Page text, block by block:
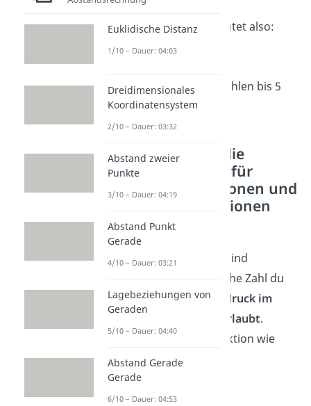
Die Definitionsmenge lautet also:
In diesem Fall sind alle Zahlen bis 5
erlaubt.
So bestimmst du die
Definitionsmenge für
Exponentialfunktionen und
Logarithmusfunktionen
Exponentialfunktionen
Exponentialfunktionen
sind
unkompliziert. Egal, welche Zahl du
für x einsetzt — derAusdruck im
Exponenten ist immer erlaubt.
Deshalb gilt für eine Funktion wie
immer die
Definitionsmenge
Euklidische Distanz
1/10 – Dauer: 04:03
Dreidimensionales
Koordinatensystem
2/10 – Dauer: 03:32
Abstand zweier
Punkte
3/10 – Dauer: 04:19
Abstand Punkt
Gerade
4/10 – Dauer: 03:21
Lagebeziehungen von
Geraden
5/10 – Dauer: 04:40
Abstand Gerade
Gerade
6/10 – Dauer: 04:53